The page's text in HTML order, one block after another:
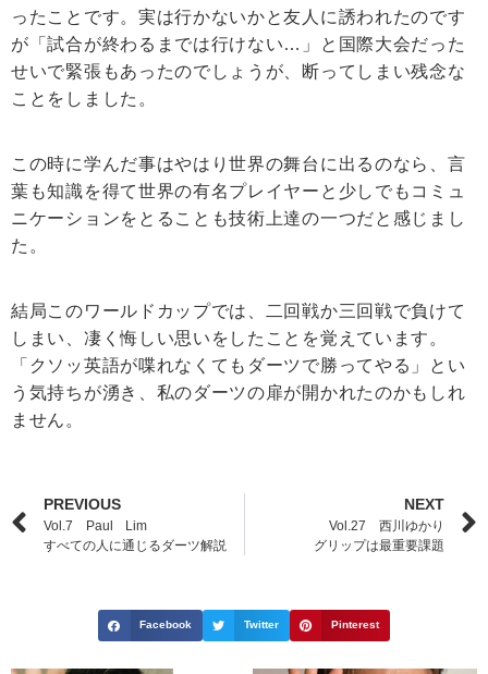
ったことです。実は行かないかと友人に誘われたのです
が「試合が終わるまでは行けない…」と国際大会だった
せいで緊張もあったのでしょうが、断ってしまい残念な
ことをしました。
この時に学んだ事はやはり世界の舞台に出るのなら、言
葉も知識を得て世界の有名プレイヤーと少しでもコミュ
ニケーションをとることも技術上達の一つだと感じまし
た。
結局このワールドカップでは、二回戦か三回戦で負けて
しまい、凄く悔しい思いをしたことを覚えています。
「クソッ英語が喋れなくてもダーツで勝ってやる」とい
う気持ちが湧き、私のダーツの扉が開かれたのかもしれ
ません。
PREVIOUS
Vol.7 Paul Lim
すべての人に通じるダーツ解説
NEXT
Vol.27 西川ゆかり
グリップは最重要課題
Facebook Twitter Pinterest